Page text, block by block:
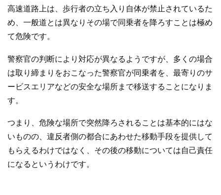
高速道路上は、歩行者の立ち入り自体が禁止されているた
め、一般道とは異なりその場で同乗者を降ろすことは極め
て危険です。
警察官の判断により対応が異なるようですが、多くの場合
は取り締まりをおこなった警察官が同乗者を、最寄りのサ
ービスエリアなどの安全な場所まで移送することになりま
す。
つまり、危険な場所で突然降ろされることは基本的にはな
いものの、違反者側の都合にあわせた移動手段を提供して
もらえるわけではなく、その後の移動については自己責任
になるというわけです。